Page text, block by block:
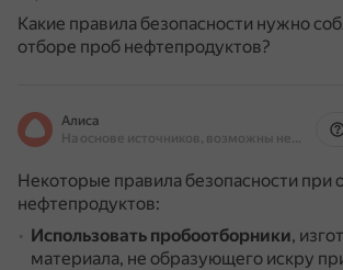
Какие правила безопасности нужно
отборе проб нефтепродуктов?
Алиса
На основе источников, возможны неточности
Некоторые правила безопасности при
нефтепродуктов:
Использовать пробоотборники,
материала, не образующего искру